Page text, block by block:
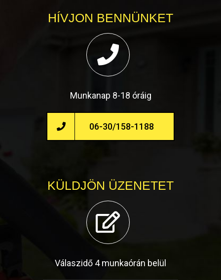
HÍVJON BENNÜNKET
Munkanap 8-18 óráig
06-30/158-1188
KÜLDJÖN ÜZENETET
Válaszidő 4 munkaórán belül